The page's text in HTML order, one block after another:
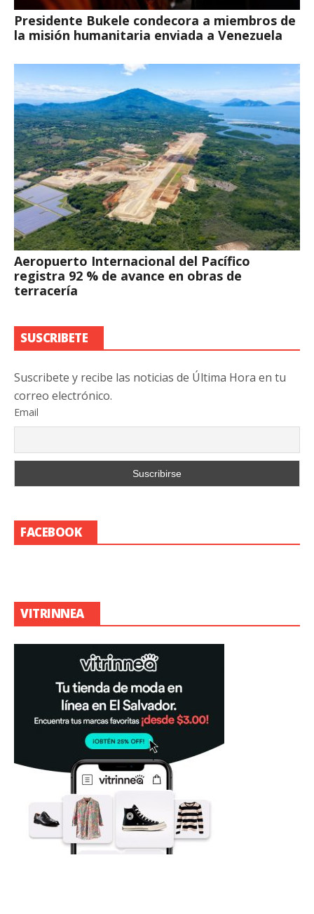
Presidente Bukele condecora a miembros de
la misión humanitaria enviada a Venezuela
Aeropuerto Internacional del Pacífico
registra 92 % de avance en obras de
terracería
SUSCRIBETE
Suscribete y recibe las noticias de Última Hora en tu
correo electrónico.
Email
FACEBOOK
VITRINNEA